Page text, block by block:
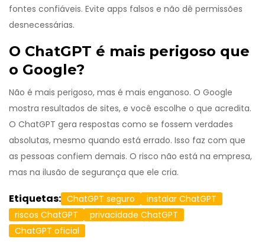
fontes confiáveis. Evite apps falsos e não dê permissões
desnecessárias.
O ChatGPT é mais perigoso que
o Google?
Não é mais perigoso, mas é mais enganoso. O Google
mostra resultados de sites, e você escolhe o que acredita.
O ChatGPT gera respostas como se fossem verdades
absolutas, mesmo quando está errado. Isso faz com que
as pessoas confiem demais. O risco não está na empresa,
mas na ilusão de segurança que ele cria.
Etiquetas: ChatGPT seguro
instalar ChatGPT
riscos ChatGPT
privacidade ChatGPT
ChatGPT oficial